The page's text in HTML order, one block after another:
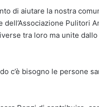
di aiutare la nostra
Pulitori
tra loro ma unite
c’è bisogno le persone